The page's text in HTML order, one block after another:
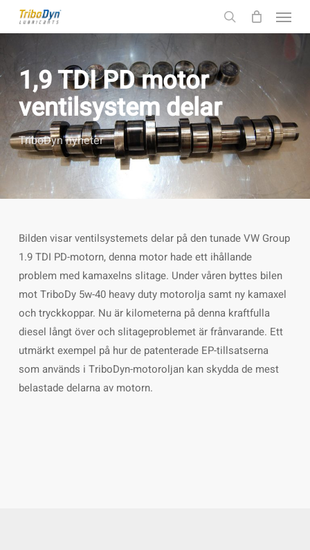
content
search
Menu
1,9 TDI PD motor
ventilsystem delar
TriboDyn nyheter
Bilden visar ventilsystemets delar på den tunade VW Group
1.9 TDI PD-motorn, denna motor hade ett ihållande
problem med kamaxelns slitage. Under våren byttes bilen
mot TriboDy 5w-40 heavy duty motorolja samt ny kamaxel
och tryckkoppar. Nu är kilometerna på denna kraftfulla
diesel långt över och slitageproblemet är frånvarande. Ett
utmärkt exempel på hur de patenterade EP-tillsatserna
som används i TriboDyn-motoroljan kan skydda de mest
belastade delarna av motorn.